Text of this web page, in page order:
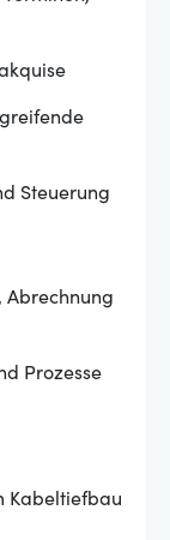
Steuerung
Abrechnung
Prozesse
Kabeltiefbau